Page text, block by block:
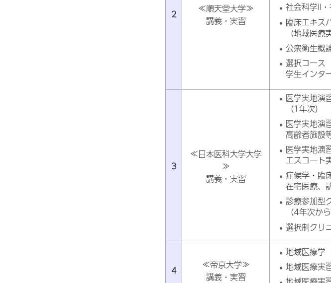
2
≪順天堂大学≫
講義・実習
社会科学II
臨床エキス
（地域医療
公衆衛生概
選択コース
学生インタ
3
≪日本医科大学大学
≫
講義・実習
医学実地演
（1年次）
医学実地演
高齢者施設
医学実地演
エスコート
症候学・臨
在宅医療、
診療参加型
（4年次か
選択制クリ
4
≪帝京大学≫
講義・実習
地域医療学
地域医療実